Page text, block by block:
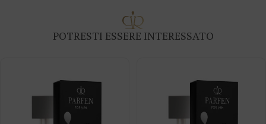
POTRESTI ESSERE INTERESSATO